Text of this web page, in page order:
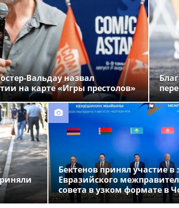
Вальдау назвал
на карте «Игры престолов»
Бектенов принял участие в
Евразийского
совета в узком формате в